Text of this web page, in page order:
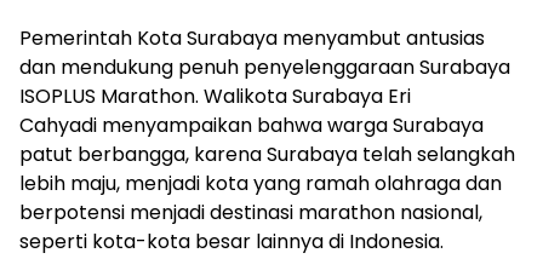
Pemerintah Kota Surabaya menyambut antusias
dan mendukung penuh penyelenggaraan Surabaya
ISOPLUS Marathon. Walikota Surabaya Eri
Cahyadi menyampaikan bahwa warga Surabaya
patut berbangga, karena Surabaya telah selangkah
lebih maju, menjadi kota yang ramah olahraga dan
berpotensi menjadi destinasi marathon nasional,
seperti kota-kota besar lainnya di Indonesia.